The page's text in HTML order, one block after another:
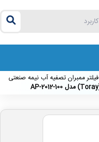
فیلتر ممبران تصفیه آب نیمه صنعتی